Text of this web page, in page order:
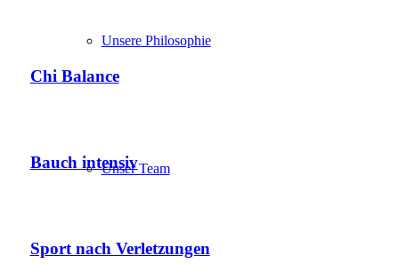
Unsere Philosophie
Unser Team
Chi Balance
Bauch intensiv
Sport nach Verletzungen